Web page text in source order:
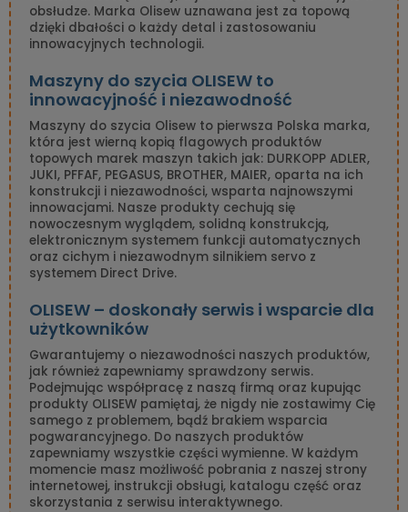
obsłudze. Marka Olisew uznawana jest za topową
dzięki dbałości o każdy detal i zastosowaniu
innowacyjnych technologii.
Maszyny do szycia OLISEW to
innowacyjność i niezawodność
Maszyny do szycia Olisew to pierwsza Polska marka,
która jest wierną kopią flagowych produktów
topowych marek maszyn takich jak: DURKOPP ADLER,
JUKI, PFFAF, PEGASUS, BROTHER, MAIER, oparta na ich
konstrukcji i niezawodności, wsparta najnowszymi
innowacjami. Nasze produkty cechują się
nowoczesnym wyglądem, solidną konstrukcją,
elektronicznym systemem funkcji automatycznych
oraz cichym i niezawodnym silnikiem servo z
systemem Direct Drive.
OLISEW – doskonały serwis i wsparcie dla
użytkowników
Gwarantujemy o niezawodności naszych produktów,
jak również zapewniamy sprawdzony serwis.
Podejmując współpracę z naszą firmą oraz kupując
produkty OLISEW pamiętaj, że nigdy nie zostawimy Cię
samego z problemem, bądź brakiem wsparcia
pogwarancyjnego. Do naszych produktów
zapewniamy wszystkie części wymienne. W każdym
momencie masz możliwość pobrania z naszej strony
internetowej, instrukcji obsługi, katalogu część oraz
skorzystania z serwisu interaktywnego.